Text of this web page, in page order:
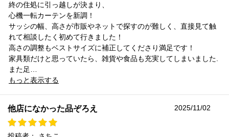
終の住処に引っ越しが決まり、
心機一転カーテンを新調！
サッシの幅、高さが市販やネットで探すのが難しく、直接見て触
れて相談したく初めて行きました！
高さの調整もベストサイズに補正してくださり満足です！
家具類だけと思っていたら、雑貨や食品も充実してしまいました.
また足…
もっと表示する
他店になかった品ぞろえ 2025/11/02